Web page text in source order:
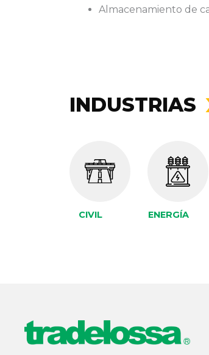
Almacenamiento de
INDUSTRIAS
CIVIL ENERGÍA